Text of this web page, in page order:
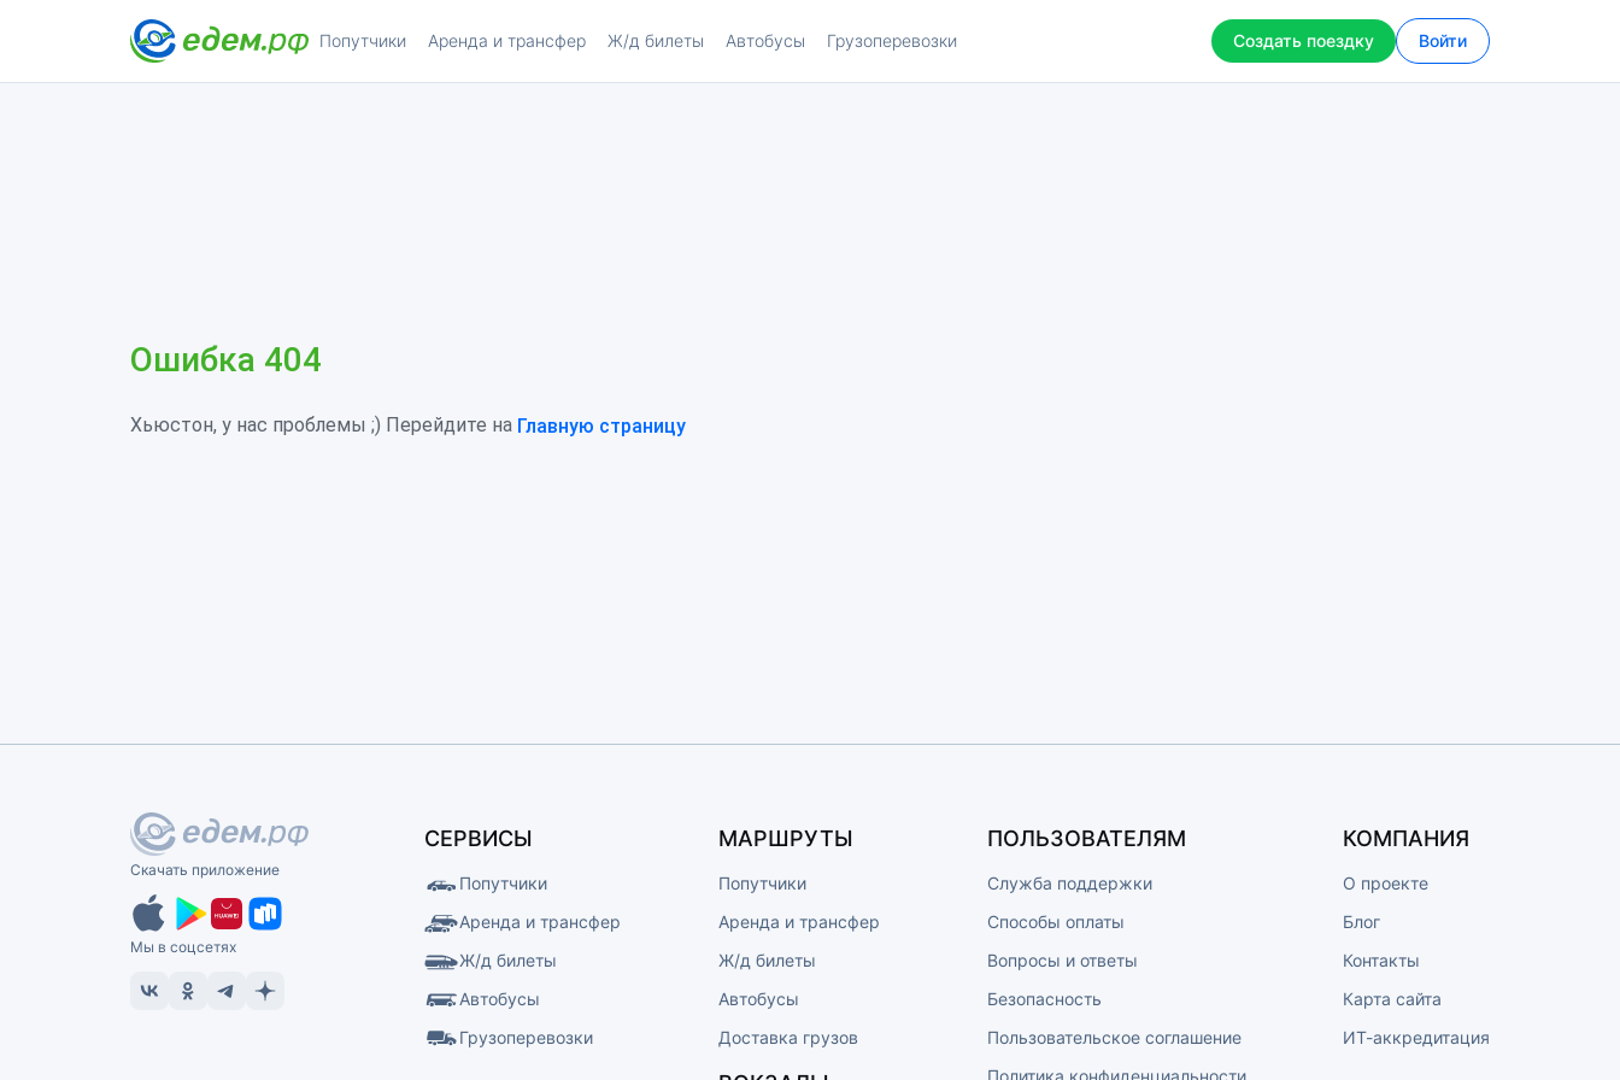
Попутчики Аренда и трансфер Ж/д билеты Автобусы Грузоперевозки Создать поездку Войти
Ошибка 404
Хьюстон, у нас проблемы ;) Перейдите на Главную страницу
Скачать приложение
Мы в соцсетях
СЕРВИСЫ
Попутчики
Аренда и трансфер
Ж/д билеты
Автобусы
Грузоперевозки
МАРШРУТЫ
Попутчики
Аренда и трансфер
Ж/д билеты
Автобусы
Доставка грузов
ПОЛЬЗОВАТЕЛЯМ
Служба поддержки
Способы оплаты
Вопросы и ответы
Безопасность
Пользовательское соглашение
Политика конфиденциальности
КОМПАНИЯ
О проекте
Блог
Контакты
Карта сайта
ИТ-аккредитация